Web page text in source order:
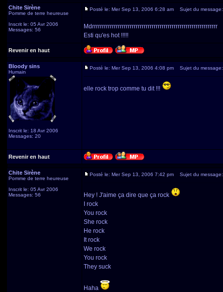
Chite Sirène
Pomme de terre heureuse
Inscrit le: 05 Avr 2006
Messages: 56
Posté le: Mer Sep 13, 2006 6:28 am Sujet du message:
Mdrrrrrrrrrrrrrrrrrrrrrrrrrrrrrrrrrrrrrrrrrrrrrrrrrrrrrrrrrrrrrrr
Esti qu'es hot !!!!!
Revenir en haut
Bloody sins
Humain
Inscrit le: 18 Avr 2006
Messages: 20
Posté le: Mer Sep 13, 2006 4:08 pm Sujet du message:
elle rock trop comme tu dit !!!
Revenir en haut
Chite Sirène
Pomme de terre heureuse
Inscrit le: 05 Avr 2006
Messages: 56
Posté le: Mer Sep 13, 2006 7:42 pm Sujet du message:
Hey ! J'aime ça dire que ça rock
I rock
You rock
She rock
He rock
It rock
We rock
You rock
They suck
Haha